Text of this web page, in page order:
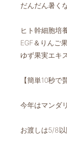
だんだん暑く
ヒト幹細胞培
️EGF＆りんご
ゆず果実エキ
【簡単10秒で
今年はマンダ
お渡しは5/8以